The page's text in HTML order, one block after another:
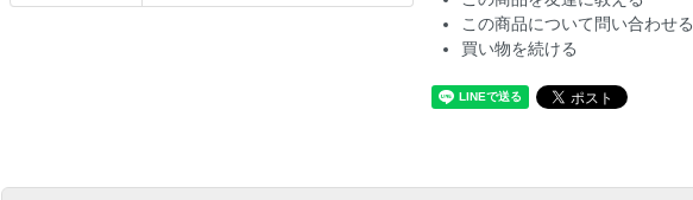
この商品について問い合わせる
買い物を続ける